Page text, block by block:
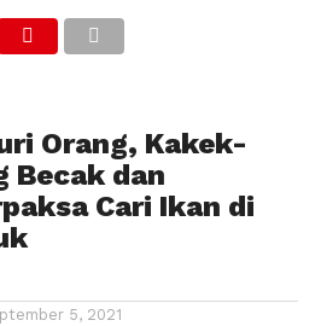
Orang, Kakek-
Becak dan
Cari Ikan di
5, 2021